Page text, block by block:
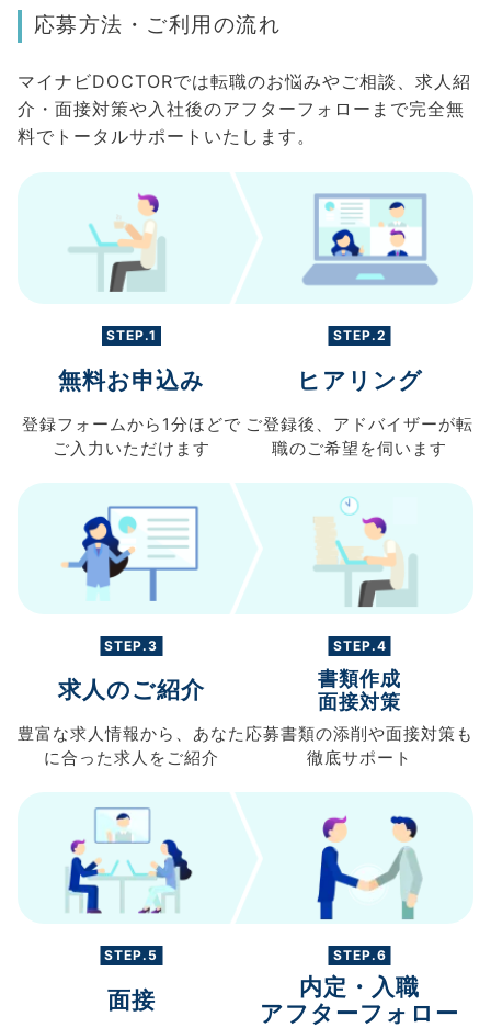
応募方法・ご利用の流れ
マイナビDOCTORでは転職のお悩みやご相談、求人紹
介・面接対策や入社後のアフターフォローまで完全無
料でトータルサポートいたします。
STEP.1
無料お申込み
登録フォームから 1分ほどで
ご入力 いただけます
STEP.2
ヒアリング
ご登録後、 アドバイザーが転
職のご希望を伺います
STEP.3
求人のご紹介
豊富な求人情報から、 あなた
に合った求人を ご紹介
STEP.4
書類作成
面接対策
応募書類の添削や面接対策も
徹底サポート
STEP.5
面接
STEP.6
内定・入職
アフターフォロー